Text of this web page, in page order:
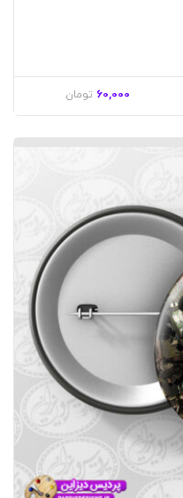
60,000 تومان